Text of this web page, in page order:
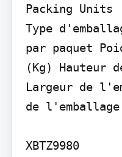
Packing Units
Type
par paquet
(Kg) Hauteur
Largeur de
de
XBTZ9980